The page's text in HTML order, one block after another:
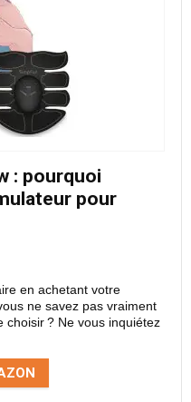
: pourquoi
pour
en achetant votre
ne savez pas vraiment
choisir ? Ne vous inquiétez